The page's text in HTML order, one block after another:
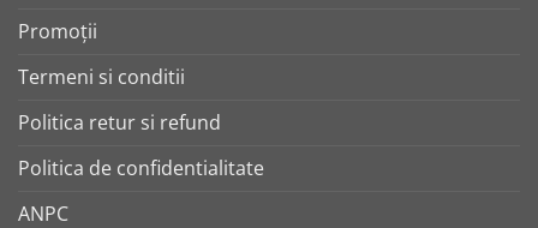
Promoţii
Termeni si conditii
Politica retur si refund
Politica de confidentialitate
ANPC